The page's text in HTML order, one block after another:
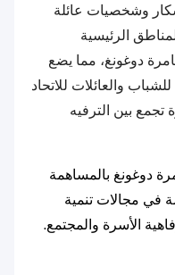
وشخصيات عائلة
الرئيسية
دوغونغ، مما يضع
والعائلات للاتحاد
بين الترفيه
دوغونغ بالمساهمة
الوطنية 2030، خاصة في مجالات تنمية
الأسرة والمجتمع.